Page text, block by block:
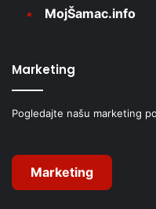
MojŠamac.info
Marketing
Pogledajte našu marketing
Marketing